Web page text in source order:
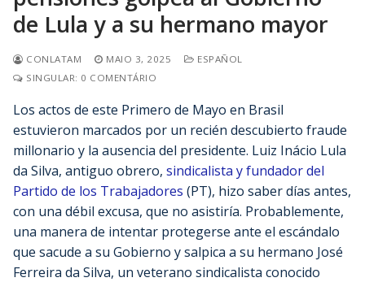
de Lula y a su hermano mayor
CONLATAM MAIO 3, 2025
ESPAÑOL
SINGULAR: 0 COMENTÁRIO
Los actos de este Primero de Mayo en Brasil
estuvieron marcados por un recién descubierto fraude
millonario y la ausencia del presidente. Luiz Inácio Lula
da Silva, antiguo obrero, sindicalista y fundador del
Partido de los Trabajadores (PT), hizo saber días antes,
con una débil excusa, que no asistiría. Probablemente,
una manera de intentar protegerse ante el escándalo
que sacude a su Gobierno y salpica a su hermano José
Ferreira da Silva, un veterano sindicalista conocido